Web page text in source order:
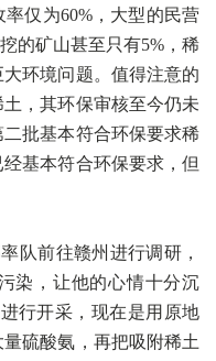
仅为60%，大型的民营
的矿山甚至只有5%，稀
环境问题。值得注意的
，其环保审核至今仍未
批基本符合环保要求稀
基本符合环保要求，但
队前往赣州进行调研，
染，让他的心情十分沉
行开采，现在是用原地
硫酸氨，再把吸附稀土